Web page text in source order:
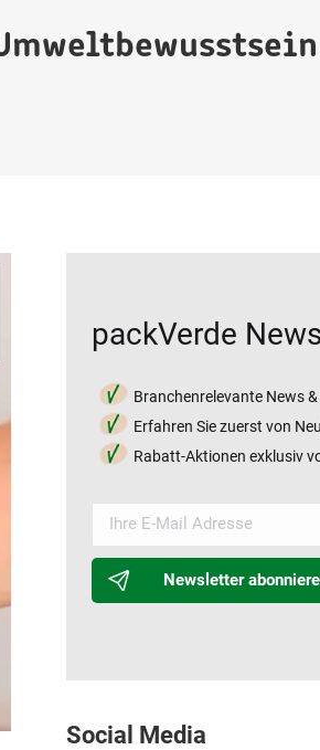
packVerde
Branchenrelevante News
Erfahren Sie zuerst von
Rabatt-Aktionen exklusiv
Newsletter
Social Media